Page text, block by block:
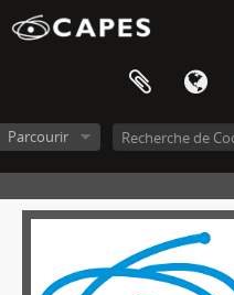
Parcourir